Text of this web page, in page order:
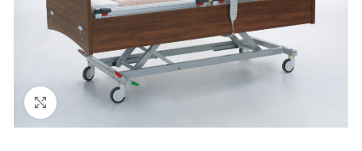
нажмите, чтобы увеличить